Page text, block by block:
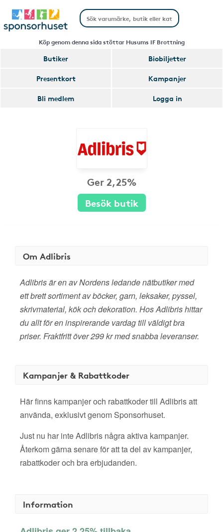
Köp genom denna sida stöttar Husums IF Brottning
Butiker
Biobiljetter
Presentkort
Kampanjer
Bli medlem
Logga in
Ger 2,25%
Besök butik
Om Adlibris
Adlibris är en av Nordens ledande nätbutiker med
ett brett sortiment av böcker, garn, leksaker, pyssel,
skrivmaterial, kök och dekoration. Hos Adlibris hittar
du allt för en inspirerande vardag till väldigt bra
priser. Fraktfritt över 299 kr med snabba leveranser.
Kampanjer & Rabattkoder
Här finns kampanjer och rabattkoder till Adlibris att
använda, exklusivt genom Sponsorhuset.
Just nu har inte Adlibris några aktiva kampanjer.
Återkom gärna senare för att ta del av kampanjer,
rabattkoder och bra erbjudanden.
Information